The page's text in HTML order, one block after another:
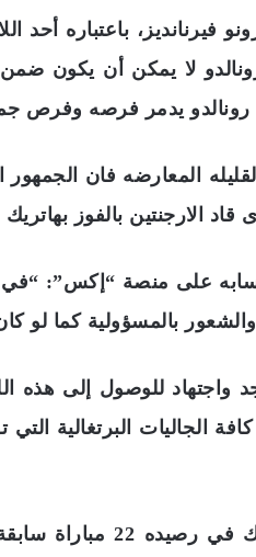
فيرنانديز، باعتباره أحد
رونالدو لا يمكن أن يكون
رونالدو يدمر فرصه وفرص
المعارضه فان
الارجنتين بالفوز بهاتريك
على منصة “إكس”: “في
بالمسؤولية كما لو
واجتهاد للوصول إلى هذه
الجاليات البرتغالية التي
يذكر أن رونالدو